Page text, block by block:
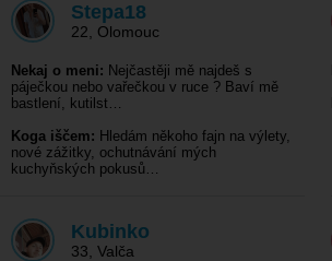
Stepa18
22 Olomouc
Nekaj o meni: Nejčastěji mě najdeš s
páječkou nebo vařečkou v ruce ? Baví mě
bastlení, kutilst…
Koga iščem: Hledám někoho fajn na výlety,
nové zážitky, ochutnávání mých
kuchyňských pokusů…
Kubinko
33 Valča